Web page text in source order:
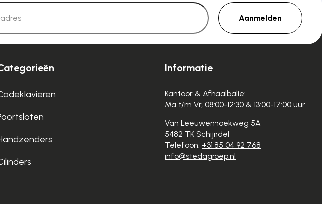
Aanmelden
Informatie
Kantoor & Afhaalbalie:
Ma t/m Vr, 08:00-12:30 & 13:00-17:00 uur
Van Leeuwenhoekweg 5A
5482 TK Schijndel
Telefoon: +31 85 04 92 768
info@stedagroep.nl